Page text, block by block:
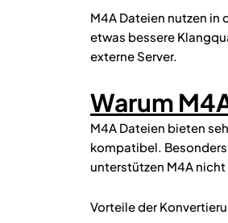
M4A Dateien nutzen in
etwas bessere
externe Server.
Warum
M4A Dateien bieten
kompatibel.
unterstützen M4A nicht
Vorteile der